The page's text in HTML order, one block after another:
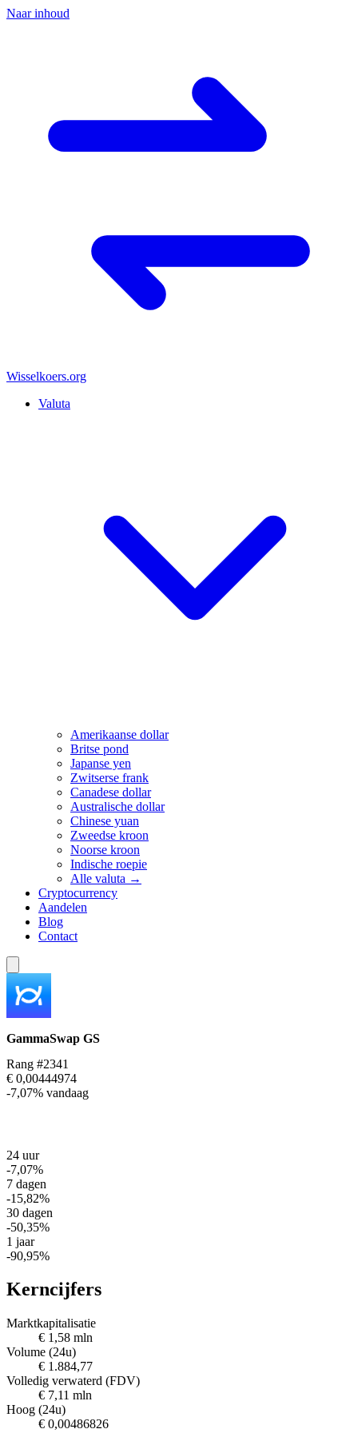
Naar inhoud
Wisselkoers.org
Valuta
Amerikaanse dollar
Britse pond
Japanse yen
Zwitserse frank
Canadese dollar
Australische dollar
Chinese yuan
Zweedse kroon
Noorse kroon
Indische roepie
Alle valuta →
Cryptocurrency
Aandelen
Blog
Contact
GammaSwap GS
Rang #2341
€ 0,00444974
-7,07% vandaag
24 uur
-7,07%
7 dagen
-15,82%
30 dagen
-50,35%
1 jaar
-90,95%
Kerncijfers
Marktkapitalisatie
€ 1,58 mln
Volume (24u)
€ 1.884,77
Volledig verwaterd (FDV)
€ 7,11 mln
Hoog (24u)
€ 0,00486826